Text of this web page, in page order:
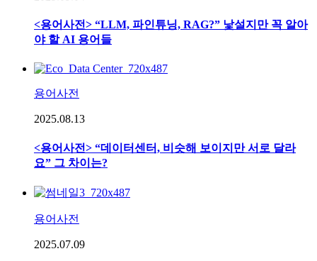
<용어사전> “LLM, 파인튜닝, RAG?” 낯설지만 꼭 알아
야 할 AI 용어들
용어사전
2025.08.13
<용어사전> “데이터센터, 비슷해 보이지만 서로 달라
요” 그 차이는?
용어사전
2025.07.09